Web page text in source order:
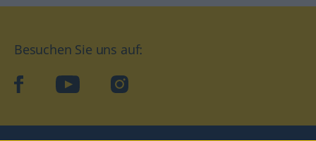
Besuchen Sie uns auf:
facebookYouTube Instagram